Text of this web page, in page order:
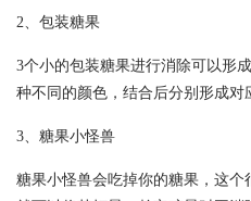
2、包装糖果
3个小的包装糖果进行消除可以形
种不同的颜色，结合后分别形成对
3、糖果小怪兽
糖果小怪兽会吃掉你的糖果，这